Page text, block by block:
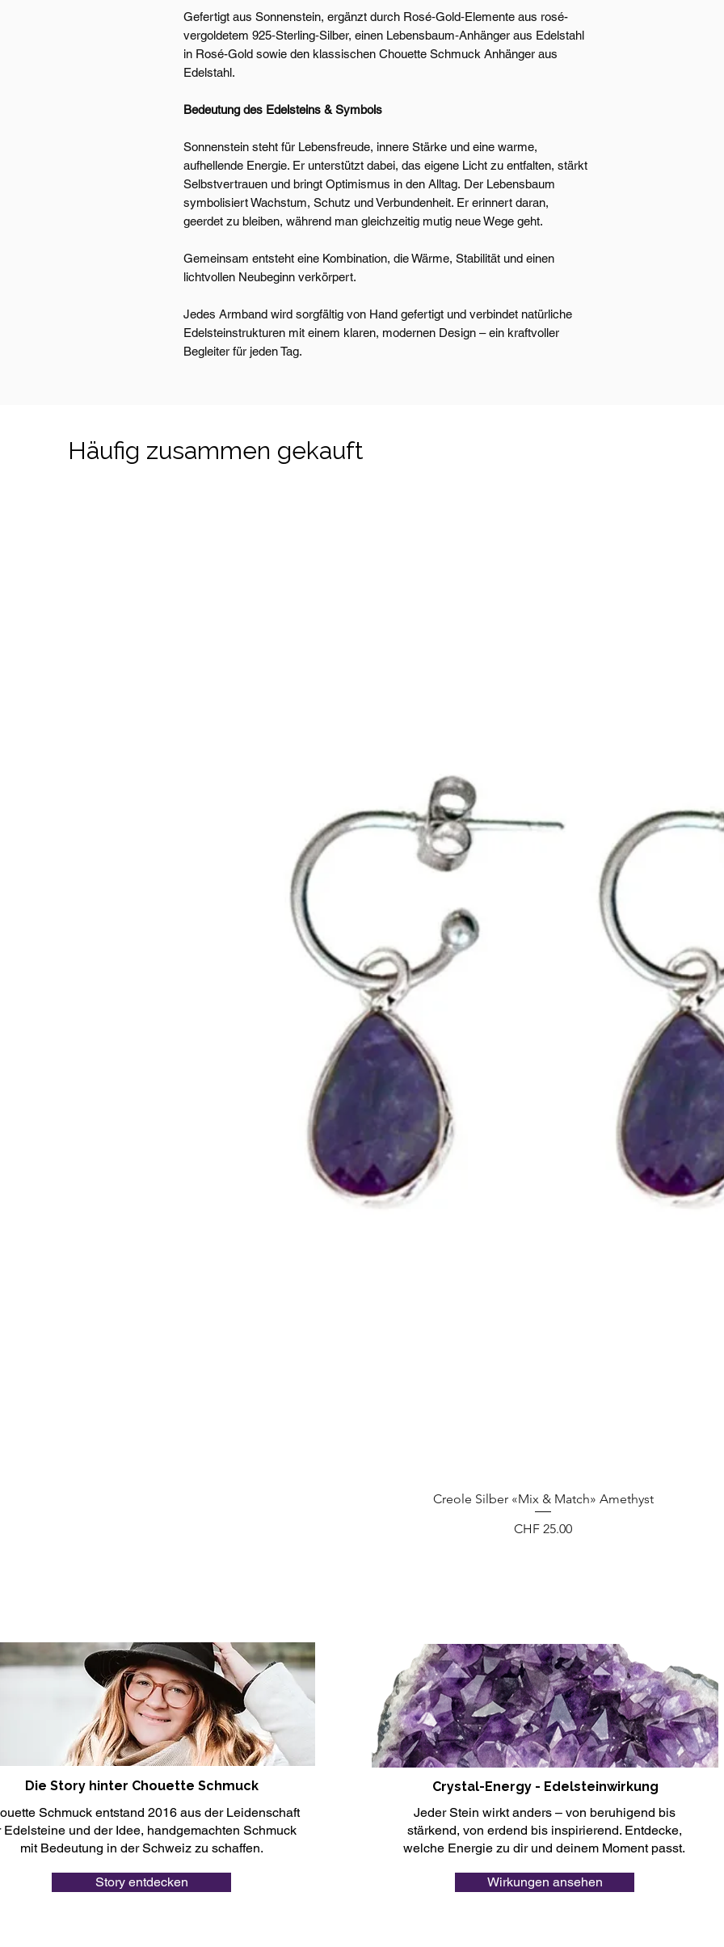
Gefertigt aus Sonnenstein, ergänzt durch Rosé‑Gold‑Elemente aus rosé-
vergoldetem 925‑Sterling‑Silber, einen Lebensbaum‑Anhänger aus Edelstahl
in Rosé-Gold sowie den klassischen Chouette Schmuck Anhänger aus
Edelstahl.
Bedeutung des Edelsteins & Symbols
Sonnenstein steht für Lebensfreude, innere Stärke und eine warme,
aufhellende Energie. Er unterstützt dabei, das eigene Licht zu entfalten, stärkt
Selbstvertrauen und bringt Optimismus in den Alltag. Der Lebensbaum
symbolisiert Wachstum, Schutz und Verbundenheit. Er erinnert daran,
geerdet zu bleiben, während man gleichzeitig mutig neue Wege geht.
Gemeinsam entsteht eine Kombination, die Wärme, Stabilität und einen
lichtvollen Neubeginn verkörpert.
Jedes Armband wird sorgfältig von Hand gefertigt und verbindet natürliche
Edelsteinstrukturen mit einem klaren, modernen Design – ein kraftvoller
Begleiter für jeden Tag.
Häufig zusammen gekauft
Creole Silber «Mix & Match» Amethyst
Preis
CHF 25.00
Die Story hinter Chouette Schmuck
Schmuck entstand 2016 aus der Leidenschaft
Edelsteine und der Idee, handgemachten Schmuck
mit Bedeutung in der Schweiz zu schaffen.
Story entdecken
Crystal-Energy - Edelsteinwirkung
Jeder Stein wirkt anders – von beruhigend bis
stärkend, von erdend bis inspirierend. Entdecke,
welche Energie zu dir und deinem Moment passt.
Wirkungen ansehen